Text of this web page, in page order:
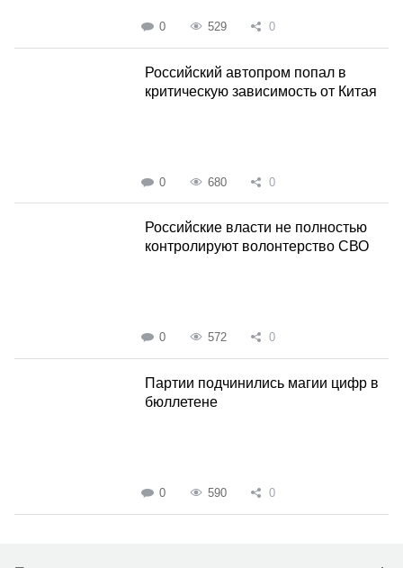
0 529 0
Российский автопром попал в
критическую зависимость от Китая
0 680 0
Российские власти не полностью
контролируют волонтерство СВО
0 572 0
Партии подчинились магии цифр в
бюллетене
0 590 0